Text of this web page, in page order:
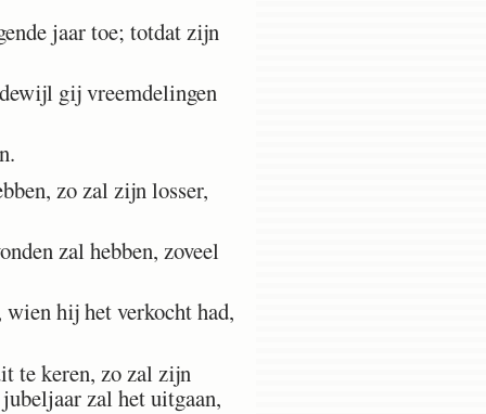
jaar toe; totdat zijn
gij vreemdelingen
zo zal zijn losser,
zal hebben, zoveel
hij het verkocht had,
te keren, zo zal zijn
zal het uitgaan,